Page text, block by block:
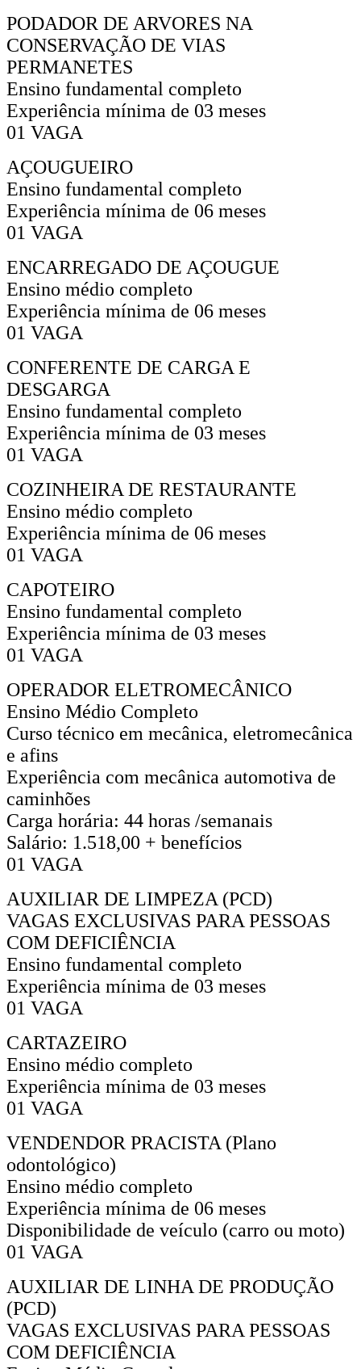
PODADOR DE ARVORES NA
CONSERVAÇÃO DE VIAS
PERMANETES
Ensino fundamental completo
Experiência mínima de 03 meses
01 VAGA
AÇOUGUEIRO
Ensino fundamental completo
Experiência mínima de 06 meses
01 VAGA
ENCARREGADO DE AÇOUGUE
Ensino médio completo
Experiência mínima de 06 meses
01 VAGA
CONFERENTE DE CARGA E
DESGARGA
Ensino fundamental completo
Experiência mínima de 03 meses
01 VAGA
COZINHEIRA DE RESTAURANTE
Ensino médio completo
Experiência mínima de 06 meses
01 VAGA
CAPOTEIRO
Ensino fundamental completo
Experiência mínima de 03 meses
01 VAGA
OPERADOR ELETROMECÂNICO
Ensino Médio Completo
Curso técnico em mecânica, eletromecânica
e afins
Experiência com mecânica automotiva de
caminhões
Carga horária: 44 horas /semanais
Salário: 1.518,00 + benefícios
01 VAGA
AUXILIAR DE LIMPEZA (PCD)
VAGAS EXCLUSIVAS PARA PESSOAS
COM DEFICIÊNCIA
Ensino fundamental completo
Experiência mínima de 03 meses
01 VAGA
CARTAZEIRO
Ensino médio completo
Experiência mínima de 03 meses
01 VAGA
VENDENDOR PRACISTA (Plano
odontológico)
Ensino médio completo
Experiência mínima de 06 meses
Disponibilidade de veículo (carro ou moto)
01 VAGA
AUXILIAR DE LINHA DE PRODUÇÃO
(PCD)
VAGAS EXCLUSIVAS PARA PESSOAS
COM DEFICIÊNCIA